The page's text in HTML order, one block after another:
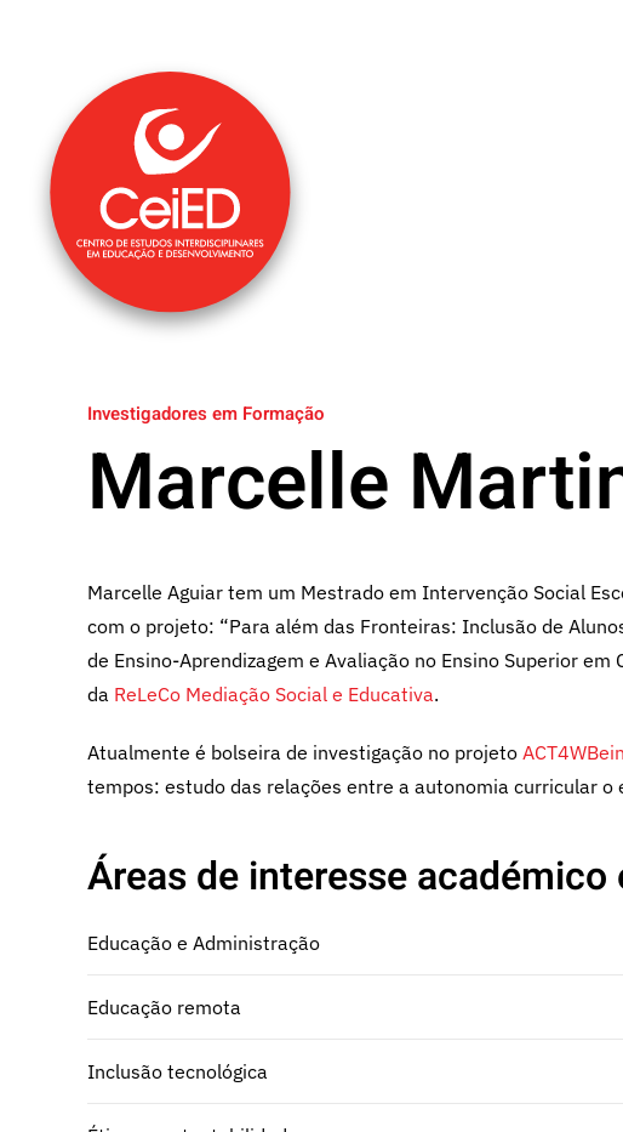
Saltar para o conteúdo principal
Investigadores em Formação
Marcelle
Marcelle Aguiar tem um Mestrado em Intervenção Social
com o projeto: “Para além das Fronteiras: Inclusão de
de Ensino-Aprendizagem e Avaliação no Ensino Superior em
da ReLeCo Mediação Social e Educativa.
Atualmente é bolseira de investigação no projeto
tempos: estudo das relações entre a autonomia curricular
Áreas de interesse
Educação e Administração
Educação remota
Inclusão tecnológica